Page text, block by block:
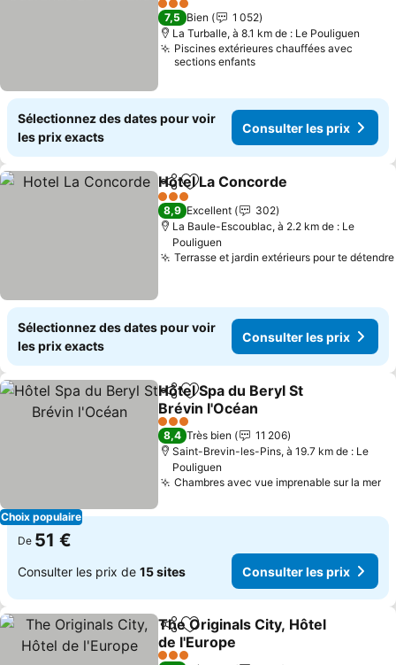
3 Étoiles
7,5 Bien
1 052
La Turballe, à 8.1 km de : Le Pouliguen
Piscines extérieures chauffées avec
sections enfants
Sélectionnez des dates pour voir
les prix exacts
Consulter les prix
PartagerAjouter à mes favoris
Hotel La Concorde
3 Étoiles
8,9 Excellent
302
La Baule-Escoublac, à 2.2 km de : Le
Pouliguen
Terrasse et jardin extérieurs pour te détendre
Sélectionnez des dates pour voir
les prix exacts
Consulter les prix
Choix populaire
PartagerAjouter à mes favoris
Hôtel Spa du Beryl St
Brévin l'Océan
3 Étoiles
8,4 Très bien
11 206
Saint-Brevin-les-Pins, à 19.7 km de : Le
Pouliguen
Chambres avec vue imprenable sur la mer
De 51 €
Consulter les prix de 15 sites Consulter les prix
PartagerAjouter à mes favoris
The Originals City, Hôtel
de l'Europe
3 Étoiles